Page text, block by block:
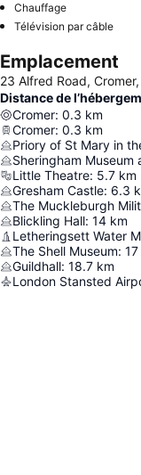
Chauffage
Télévision par câble
Emplacement
23 Alfred Road,
Distance de
Cromer: 0.3 km
Cromer: 0.3 km
Priory of St Mary in
Sheringham Museum
Little Theatre: 5.7 km
Gresham Castle: 6.3
The Muckleburgh
Blickling Hall: 14 km
Letheringsett Water
The Shell Museum: 17
Guildhall: 18.7 km
London Stansted